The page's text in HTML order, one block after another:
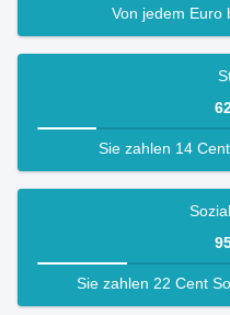
Von jedem Euro
Sie zahlen 14
Sie zahlen 22 Cent